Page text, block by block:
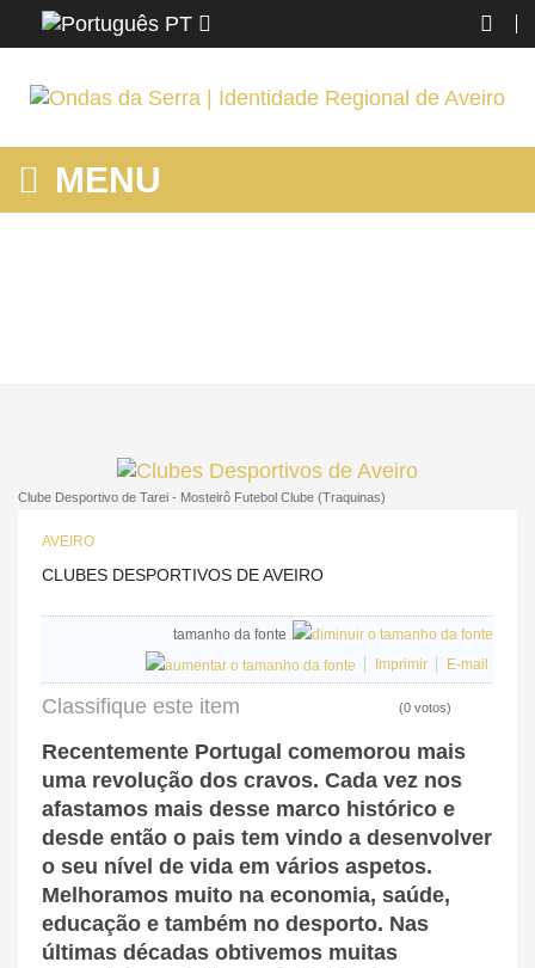
PT
MENU
Clube Desportivo de Tarei - Mosteirô Futebol Clube (Traquinas)
AVEIRO
CLUBES DESPORTIVOS DE AVEIRO
tamanho da fonte
Imprimir
E-mail
Classifique este item (0 votos)
Recentemente Portugal comemorou mais
uma revolução dos cravos. Cada vez nos
afastamos mais desse marco histórico e
desde então o pais tem vindo a desenvolver
o seu nível de vida em vários aspetos.
Melhoramos muito na economia, saúde,
educação e também no desporto. Nas
últimas décadas obtivemos muitas